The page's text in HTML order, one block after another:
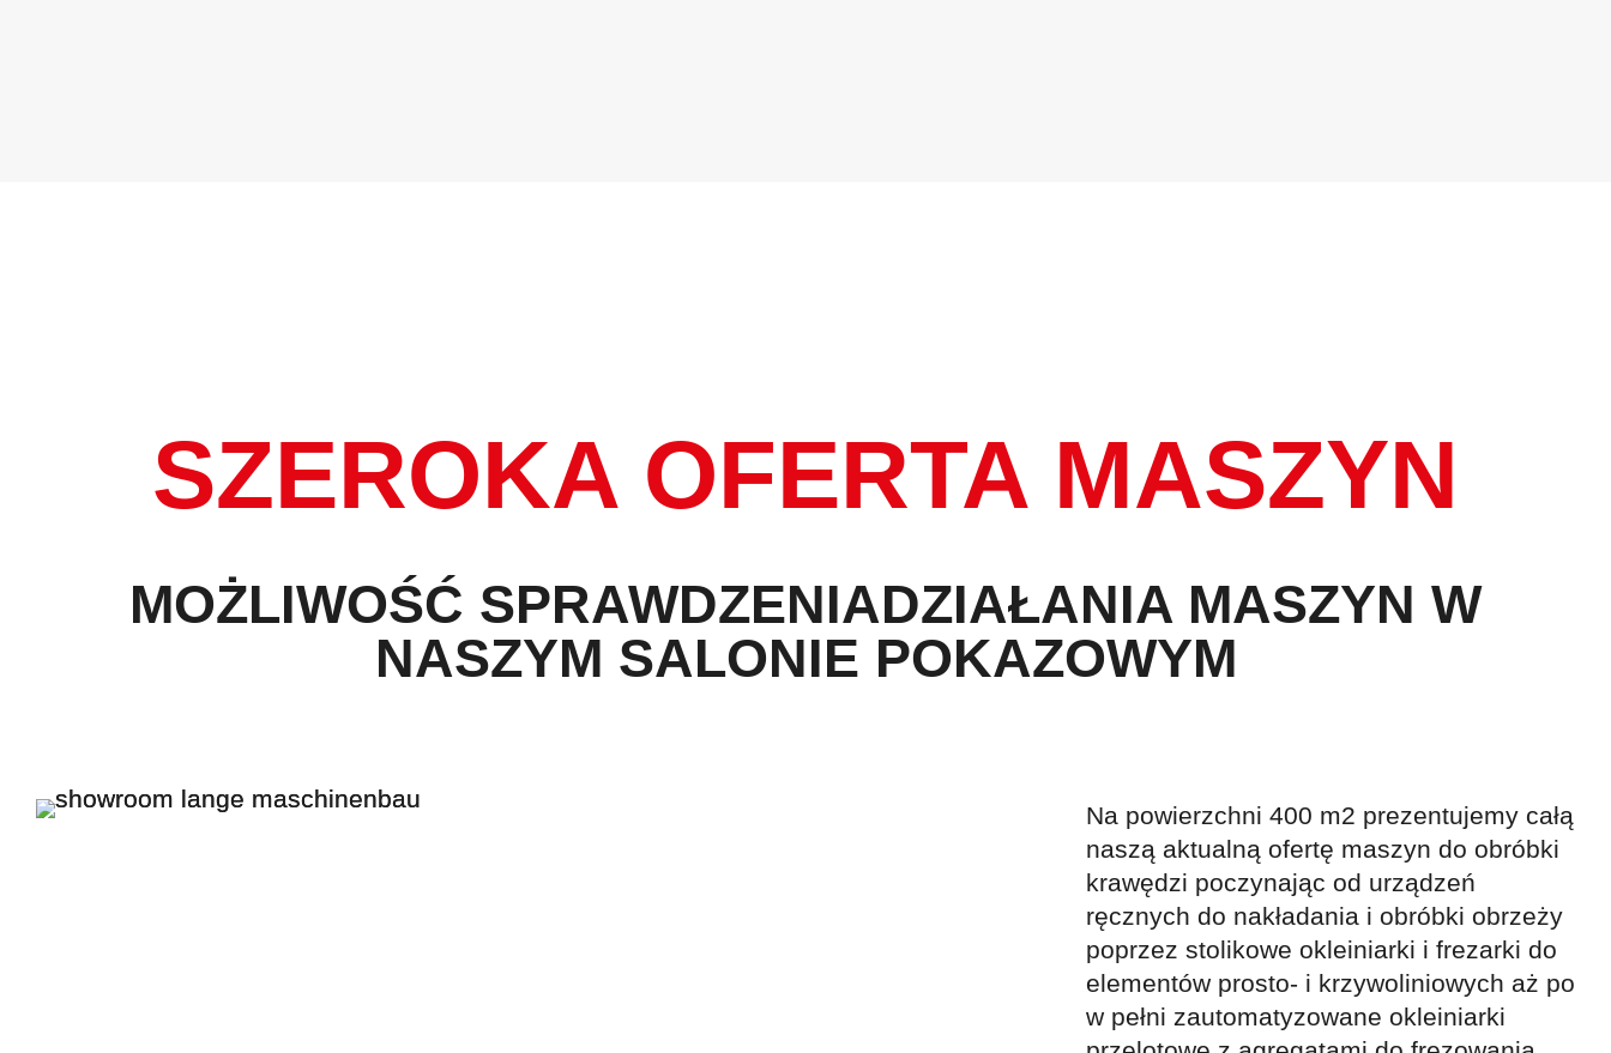
SZEROKA OFERTA MASZYN
MOŻLIWOŚĆ SPRAWDZENIADZIAŁANIA MASZYN W
NASZYM SALONIE POKAZOWYM
Na powierzchni 400 m2 prezentujemy całą
naszą aktualną ofertę maszyn do obróbki
krawędzi poczynając od urządzeń
ręcznych do nakładania i obróbki obrzeży
poprzez stolikowe okleiniarki i frezarki do
elementów prosto- i krzywoliniowych aż po
w pełni zautomatyzowane okleiniarki